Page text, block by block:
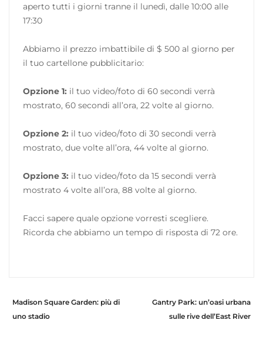
aperto tutti i giorni tranne il lunedì, dalle 10:00 alle
17:30
Abbiamo il prezzo imbattibile di $ 500 al giorno per
il tuo cartellone pubblicitario:
Opzione 1: il tuo video/foto di 60 secondi verrà
mostrato, 60 secondi all’ora, 22 volte al giorno.
Opzione 2: il tuo video/foto di 30 secondi verrà
mostrato, due volte all’ora, 44 volte al giorno.
Opzione 3: il tuo video/foto da 15 secondi verrà
mostrato 4 volte all’ora, 88 volte al giorno.
Facci sapere quale opzione vorresti scegliere.
Ricorda che abbiamo un tempo di risposta di 72 ore.
Madison Square Garden: più di
uno stadio
Gantry Park: un’oasi urbana
sulle rive dell’East River